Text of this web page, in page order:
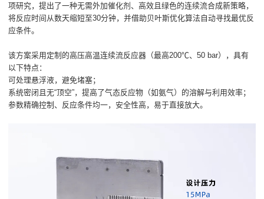
项研究，提出了一种无需外加催化剂、高效且绿色的连续流合成新策略，
将反应时间从数天缩短至30分钟，并借助贝叶斯优化算法自动寻找最优反
应条件。
该方案采用定制的高压高温连续流反应器（最高200℃、50 bar），具有
以下特点：
可处理悬浮液，避免堵塞；
系统密闭且无“顶空”，提高了气态反应物（如氨气）的溶解与利用效率；
参数精确控制、反应条件均一，安全性高，易于直接放大。